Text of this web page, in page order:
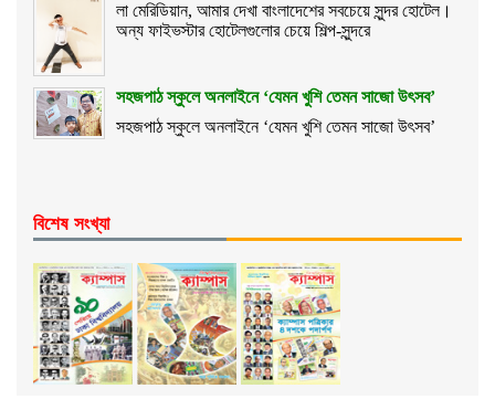
লা মেরিডিয়ান, আমার দেখা বাংলাদেশের সবচেয়ে সুন্দর হোটেল।
অন্য ফাইভস্টার হোটেলগুলোর চেয়ে শিল্প-সুন্দরে
সহজপাঠ স্কুলে অনলাইনে ‘যেমন খুশি তেমন সাজো উৎসব’
সহজপাঠ স্কুলে অনলাইনে ‘যেমন খুশি তেমন সাজো উৎসব’
বিশেষ সংখ্যা